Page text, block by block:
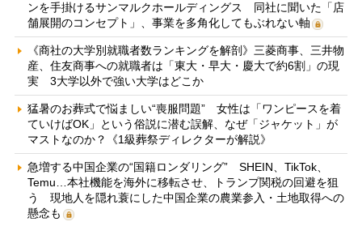
ンを手掛けるサンマルクホールディングス 同社に聞いた「店
舗展開のコンセプト」、事業を多角化してもぶれない軸
《商社の大学別就職者数ランキングを解剖》三菱商事、三井物
産、住友商事への就職者は「東大・早大・慶大で約6割」の現
実 3大学以外で強い大学はどこか
猛暑のお葬式で悩ましい“喪服問題” 女性は「ワンピースを着
ていけばOK」という俗説に潜む誤解、なぜ「ジャケット」が
マストなのか？《1級葬祭ディレクターが解説》
急増する中国企業の“国籍ロンダリング” SHEIN、TikTok、
Temu…本社機能を海外に移転させ、トランプ関税の回避を狙
う 現地人を隠れ蓑にした中国企業の農業参入・土地取得への
懸念も